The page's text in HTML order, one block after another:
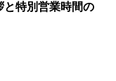
と特別営業時間の